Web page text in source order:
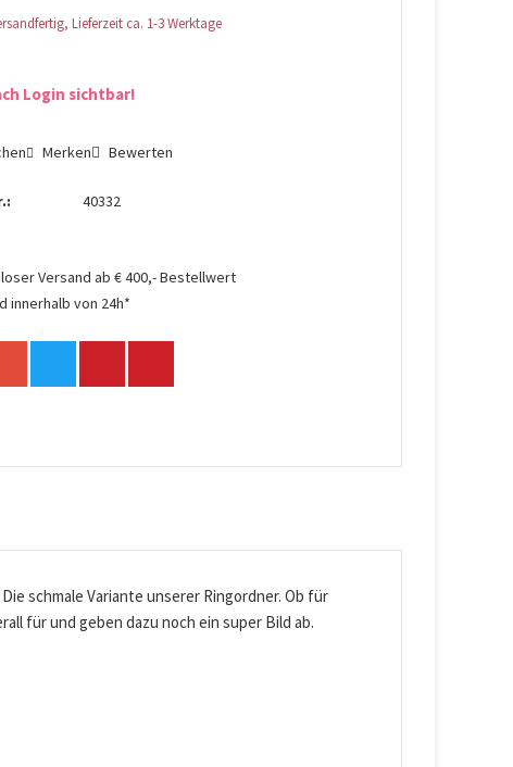
Lieferzeit ca. 1-3 Werktage
Login sichtbar!
Merken Bewerten
40332
Versand ab € 400,- Bestellwert
innerhalb von 24h*
schmale Variante unserer Ringordner. Ob für
für und geben dazu noch ein super Bild ab.